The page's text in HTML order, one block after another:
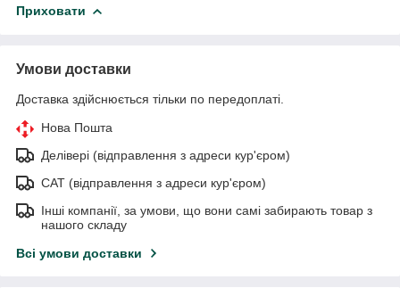
Приховати
Умови доставки
Доставка здійснюється тільки по передоплаті.
Нова Пошта
Делівері (відправлення з адреси кур'єром)
САТ (відправлення з адреси кур'єром)
Інші компанії, за умови, що вони самі забирають товар з
нашого складу
Всі умови доставки